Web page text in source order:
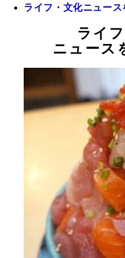
ライフ・文化ニュース
ライ
ニュース